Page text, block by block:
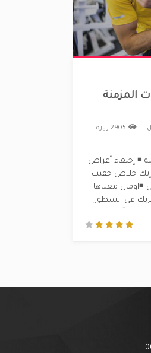
المزمنة
2905 زيارة
◾ إختفاء أعراض
إنك خلاص خفيت
معناها
في السطور
لما بتاخد منه